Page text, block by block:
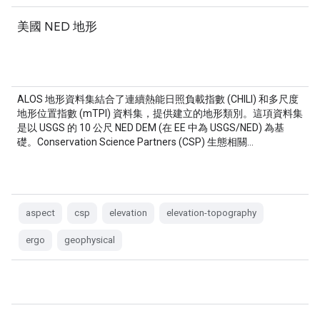
美國 NED 地形
ALOS 地形資料集結合了連續熱能日照負載指數 (CHILI) 和多尺度
地形位置指數 (mTPI) 資料集，提供建立的地形類別。這項資料集
是以 USGS 的 10 公尺 NED DEM (在 EE 中為 USGS/NED) 為基
礎。Conservation Science Partners (CSP) 生態相關…
aspect csp elevation elevation-topography
ergo geophysical